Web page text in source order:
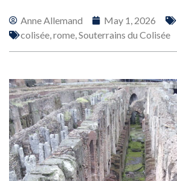
Anne Allemand May 1, 2026
colisée,rome,Souterrains du Colisée